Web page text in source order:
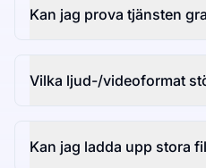
Kan jag prova tjänsten
Vilka ljud-/videoformat
Kan jag ladda upp stora